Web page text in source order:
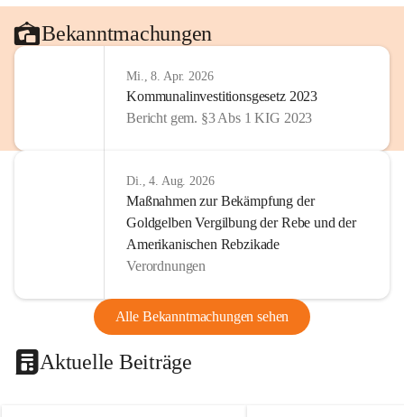
Bekanntmachungen
Mi., 8. Apr. 2026
Kommunalinvestitionsgesetz 2023
Bericht gem. §3 Abs 1 KIG 2023
Di., 4. Aug. 2026
Maßnahmen zur Bekämpfung der
Goldgelben Vergilbung der Rebe und der
Amerikanischen Rebzikade
Verordnungen
Alle Bekanntmachungen sehen
Aktuelle Beiträge